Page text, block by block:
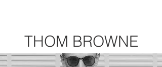
THOM BROWNE